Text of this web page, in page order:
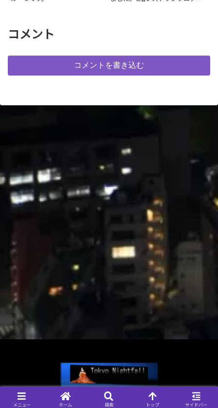
コメント
コメントを書き込む
© 2004-2026 Tokyo Nightfall, 管理人 なおきち.
メニュー ホーム 検索 トップ サイドバー